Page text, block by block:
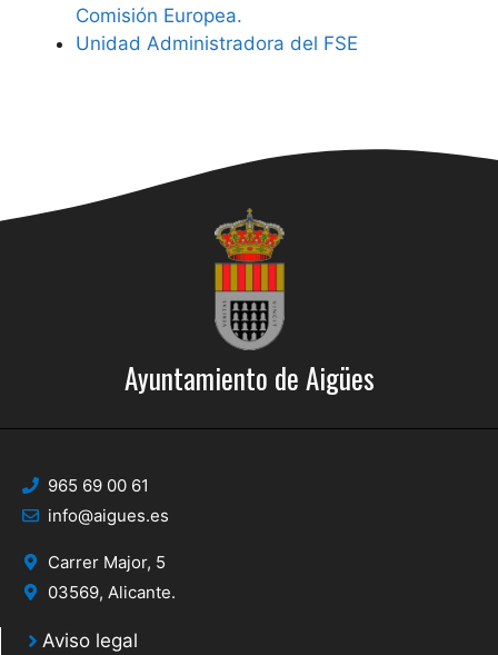
Comisión Europea.
Unidad Administradora del FSE
Ayuntamiento de Aigües
965 69 00 61
info@aigues.es
Carrer Major, 5
03569, Alicante.
Aviso legal